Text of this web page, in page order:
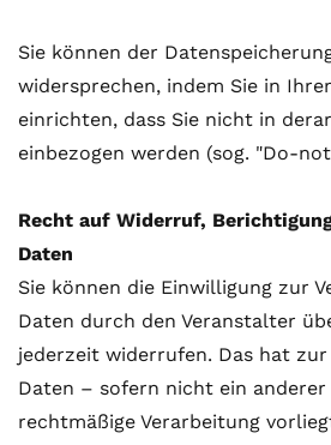
Sie können der
widersprechen, indem Sie in
einrichten, dass Sie nicht in
einbezogen werden (sog. "Do-
Recht auf Widerruf,
Daten
Sie können die Einwilligung zur
Daten durch den Veranstalter
jederzeit widerrufen. Das hat zur
Daten – sofern nicht ein
rechtmäßige Verarbeitung